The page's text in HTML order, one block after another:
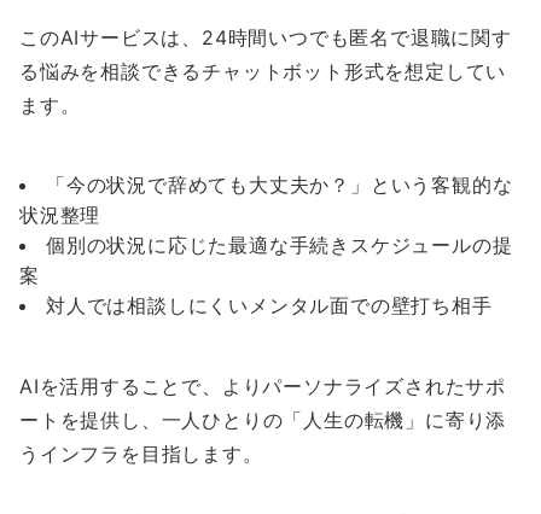
このAIサービスは、24時間いつでも匿名で退職に関す
る悩みを相談できるチャットボット形式を想定してい
ます。
「今の状況で辞めても大丈夫か？」という客観的な
状況整理
個別の状況に応じた最適な手続きスケジュールの提
案
対人では相談しにくいメンタル面での壁打ち相手
AIを活用することで、よりパーソナライズされたサポ
ートを提供し、一人ひとりの「人生の転機」に寄り添
うインフラを目指します。